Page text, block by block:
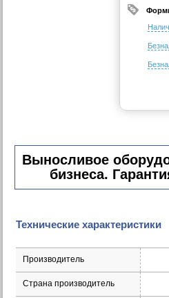
Выносливое
бизнеса.
Технические характеристики
Производитель
Страна производитель